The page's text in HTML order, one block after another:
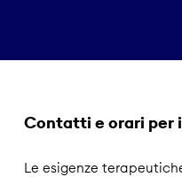
Contatti e orari per
Le esigenze